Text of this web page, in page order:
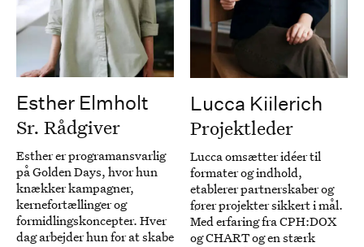
Esther Elmholt
Sr. Rådgiver
Esther er programansvarlig
på Golden Days, hvor hun
knækker kampagner,
kernefortællinger og
formidlingskoncepter. Hver
dag arbejder hun for at skabe
Lucca Kiilerich
Projektleder
Lucca omsætter idéer til
formater og indhold,
etablerer partnerskaber og
fører projekter sikkert i mål.
Med erfaring fra CPH:DOX
og CHART og en stærk